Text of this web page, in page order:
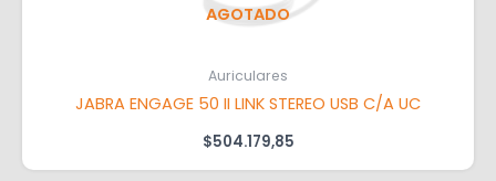
AGOTADO
Auriculares
JABRA ENGAGE 50 II LINK STEREO USB C/A UC
$504.179,85